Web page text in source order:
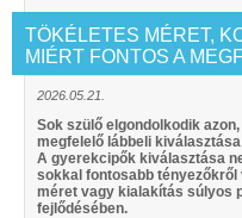
TÖKÉLETES MÉRET,
MIÉRT FONTOS A
2026.05.21.
Sok szülő elgondolkodik
megfelelő lábbeli
A gyerekcipők kiválasztása
sokkal fontosabb
méret vagy kialakítás súlyos
fejlődésében.